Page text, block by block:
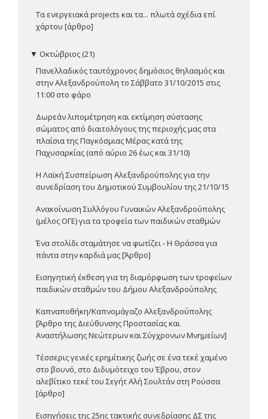
Τα ενεργειακά projects και τα... πλωτά σχέδια επί
χάρτου [άρθρο]
▼ Οκτώβριος (21)
Πανελλαδικός ταυτόχρονος δημόσιος θηλασμός και
στην Αλεξανδρούπολη το Σάββατο 31/10/2015 στις
11:00 στο φάρο
Δωρεάν λιπομέτρηση και εκτίμηση σύστασης
σώματος από διαιτολόγους της περιοχής μας στα
πλαίσια της Παγκόσμιας Μέρας κατά της
Παχυσαρκίας (από αύριο 26 έως και 31/10)
Η Λαϊκή Συσπείρωση Αλεξανδρούπολης για την
συνεδρίαση του Δημοτικού Συμβουλίου της 21/10/15
Ανακοίνωση Συλλόγου Γυναικών Αλεξανδρούπολης
(μέλος ΟΓΕ) για τα τροφεία των παιδικών σταθμών
Ένα στολίδι σταμάτησε να φωτίζει - Η Θράσσα για
πάντα στην καρδιά μας [Άρθρο]
Εισηγητική έκθεση για τη διαμόρφωση των τροφείων
παιδικών σταθμών του Δήμου Αλεξανδρούπολης
Καπναποθήκη/Καπνομάγαζο Αλεξανδρούπολης
[Άρθρο της Διεύθυνσης Προστασίας και
Αναστήλωσης Νεώτερων και Σύγχρονων Μνημείων]
Τέσσερις γενιές ερημίτικης ζωής σε ένα τεκέ χαμένο
στο βουνό, στο Διδυμότειχο του Έβρου, στον
αλεβίτικο τεκέ του Σεγήτ Αλή Σουλτάν στη Ρούσσα
[άρθρο]
Εισηγήσεις της 25ης τακτικής συνεδρίασης ΔΣ της